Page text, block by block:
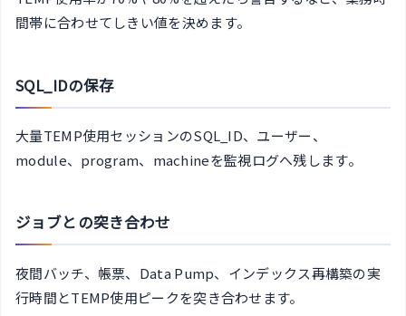
間帯に合わせてしきい値を決めます。
SQL_IDの保存
大量TEMP使用セッションのSQL_ID、ユーザー、
module、program、machineを監視ログへ残します。
ジョブとの突き合わせ
夜間バッチ、帳票、Data Pump、インデックス再構築の実
行時間とTEMP使用ピークを突き合わせます。